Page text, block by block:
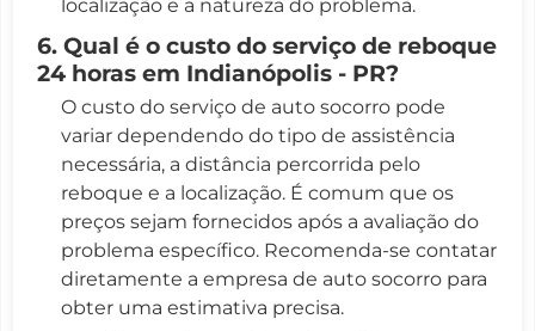
localização e a natureza do problema.
6. Qual é o custo do serviço de reboque
24 horas em Indianópolis - PR?
O custo do serviço de auto socorro pode
variar dependendo do tipo de assistência
necessária, a distância percorrida pelo
reboque e a localização. É comum que os
preços sejam fornecidos após a avaliação do
problema específico. Recomenda-se contatar
diretamente a empresa de auto socorro para
obter uma estimativa precisa.